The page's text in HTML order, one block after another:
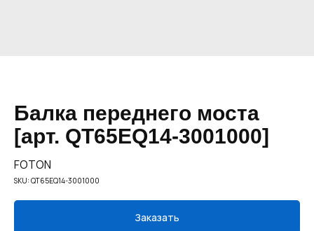
Балка переднего моста
[арт. QT65EQ14-3001000]
FOTON
SKU: QT65EQ14-3001000
Заказать